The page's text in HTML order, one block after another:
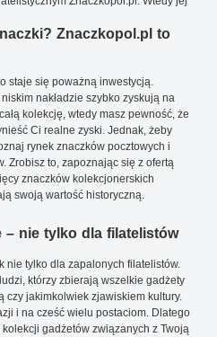
Znaczkopol.pl to
staje się poważną inwestycją.
nakładzie szybko zyskują na
kolekcję, wtedy masz pewność, że
Ci realne zyski. Jednak, żeby
rynek znaczków pocztowych i
Zrobisz to, zapoznając się z ofertą
znaczków kolekcjonerskich
swoją wartość historyczną.
nie tylko dla filatelistów
nie tylko dla zapalonych filatelistów.
którzy zbierają wszelkie gadżety
czy jakimkolwiek zjawiskiem kultury.
i na cześć wielu postaciom. Dlatego
gadżetów związanych z Twoją